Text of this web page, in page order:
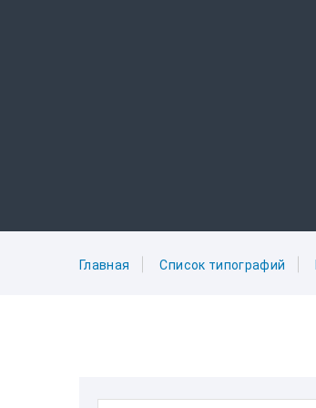
Главная Список типографий